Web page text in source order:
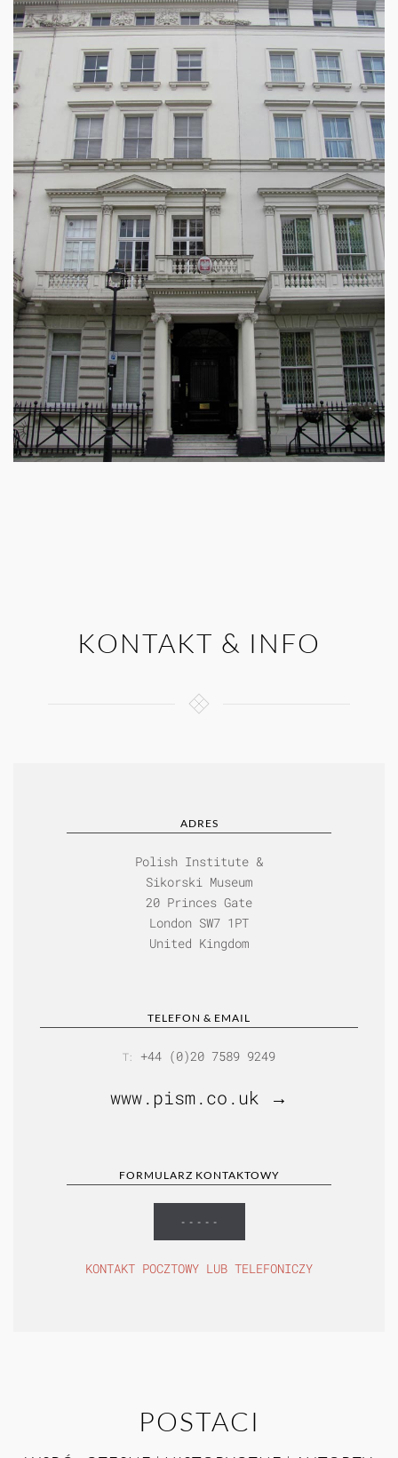
KONTAKT & INFO
ADRES
Polish Institute &
Sikorski Museum
20 Princes Gate
London SW7 1PT
United Kingdom
TELEFON & EMAIL
T: +44 (0)20 7589 9249
www.pism.co.uk →
FORMULARZ KONTAKTOWY
- - - - -
KONTAKT POCZTOWY LUB TELEFONICZY
POSTACI